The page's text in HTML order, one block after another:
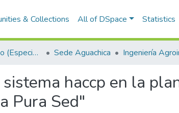
& Collections All of DSpace Statistics
Trabajos de Grado (Especializaciones y Pregrados) Sede Aguachica Ingeniería
haccp en la
Pura Sed"